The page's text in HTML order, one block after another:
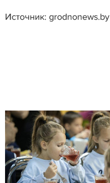
Источник: grodnonews.by